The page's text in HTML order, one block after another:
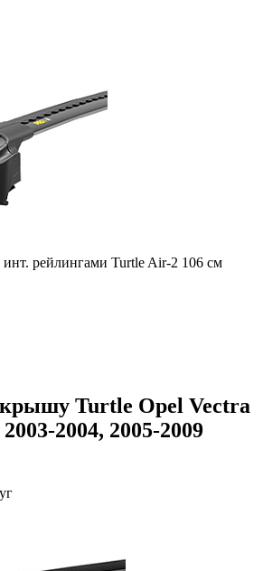
рейлингами Turtle Air-2 106 см
Turtle Opel Vectra
2004, 2005-2009